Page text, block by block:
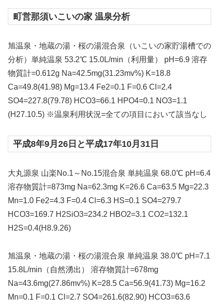
町営那須いこいの家 温泉分析
旭温泉・地蔵の湯・桜の湯混合泉（いこいの家貯湯槽での
分析）単純温泉 53.2℃ 15.0L/min（利用量） pH=6.9 溶存
物質計=0.612g Na=42.5mg(31.23mv%) K=18.8
Ca=49.8(41.98) Mg=13.4 Fe2=0.1 F=0.6 Cl=2.4
SO4=227.8(79.78) HCO3=66.1 HPO4=0.1 NO3=1.1
(H27.10.5) ※温泉利用状況=全ての項目において該当なし
平成8年9月26日と平成17年10月31日
大丸源泉 山楽No.1～No.15混合泉 単純温泉 68.0℃ pH=6.4
溶存物質計=873mg Na=62.3mg K=26.6 Ca=63.5 Mg=22.3
Mn=1.0 Fe2=4.3 F=0.4 Cl=6.3 HS=0.1 SO4=279.7
HCO3=169.7 H2SiO3=234.2 HBO2=3.1 CO2=132.1
H2S=0.4(H8.9.26)
旭温泉・地蔵の湯・桜の湯混合泉 単純温泉 38.0℃ pH=7.1
15.8L/min（自然湧出） 溶存物質計=678mg
Na=43.6mg(27.86mv%) K=28.5 Ca=56.9(41.73) Mg=16.2
Mn=0.1 F=0.1 Cl=2.7 SO4=261.6(82.90) HCO3=63.6